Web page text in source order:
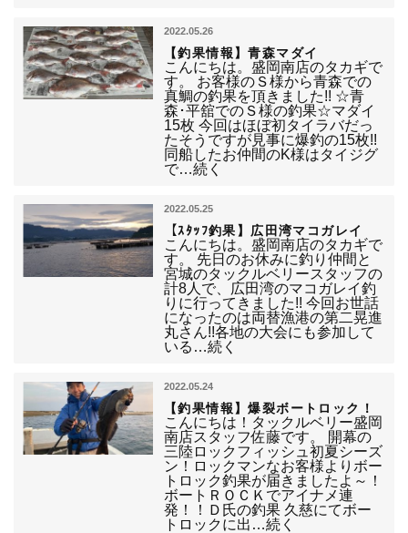
2022.05.26
【釣果情報】青森マダイ
こんにちは。盛岡南店のタカギで
す。 お客様のＳ様から青森での
真鯛の釣果を頂きました!! ☆青
森･平舘でのＳ様の釣果☆マダイ
15枚 今回はほぼ初タイラバだっ
たそうですが見事に爆釣の15枚!!
同船したお仲間のK様はタイジグ
で…続く
2022.05.25
【ｽﾀｯﾌ釣果】広田湾マコガレイ
こんにちは。盛岡南店のタカギで
す。 先日のお休みに釣り仲間と
宮城のタックルベリースタッフの
計8人で、広田湾のマコガレイ釣
りに行ってきました!! 今回お世話
になったのは両替漁港の第二晃進
丸さん!!各地の大会にも参加して
いる…続く
2022.05.24
【釣果情報】爆裂ボートロック！
こんにちは！タックルベリー盛岡
南店スタッフ佐藤です。 開幕の
三陸ロックフィッシュ初夏シーズ
ン！ロックマンなお客様よりボー
トロック釣果が届きましたよ～！
ボートＲＯＣＫでアイナメ連
発！！Ｄ氏の釣果 久慈にてボー
トロックに出…続く